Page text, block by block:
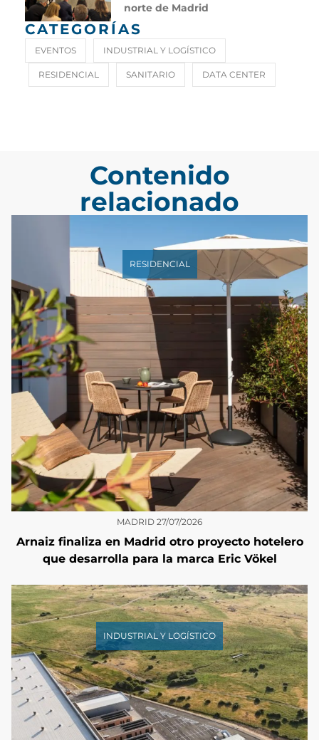
norte de Madrid
CATEGORÍAS
EVENTOS INDUSTRIAL Y LOGÍSTICO
RESIDENCIAL SANITARIO DATA CENTER
Contenido
relacionado
RESIDENCIAL
MADRID 27/07/2026
Arnaiz finaliza en Madrid otro proyecto hotelero
que desarrolla para la marca Eric Vökel
INDUSTRIAL Y LOGÍSTICO